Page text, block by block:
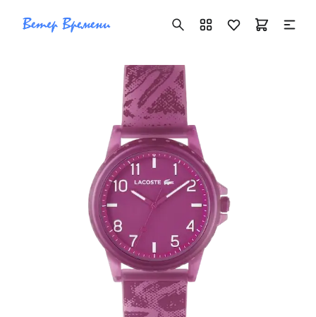
+7 ( 705 ) 181-42-50
info@vetervremeni.kz
Авторизация
Каталог
Мужские часы
Женские часы